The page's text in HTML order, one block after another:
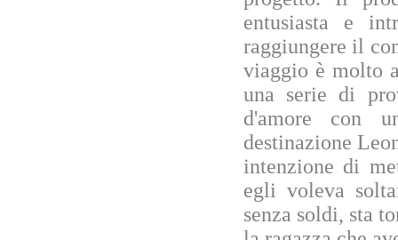
entusiasta e
raggiungere il
viaggio è molto
una serie di
d'amore con
destinazione
intenzione di
egli voleva
senza soldi, sta